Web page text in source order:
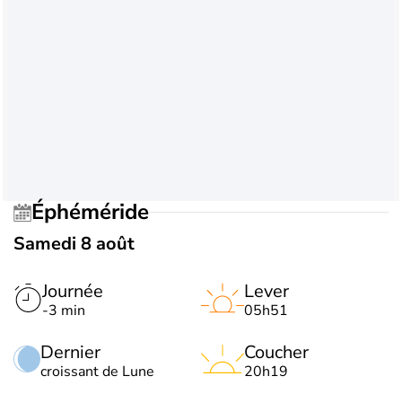
Éphéméride
Samedi 8 août
Journée
-3 min
Dernier
croissant de Lune
Lever
05h51
Coucher
20h19